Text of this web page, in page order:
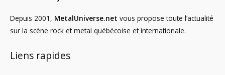
Depuis 2001, MetalUniverse.net vous propose toute l’actualité
sur la scène rock et metal québécoise et internationale.
Liens rapides